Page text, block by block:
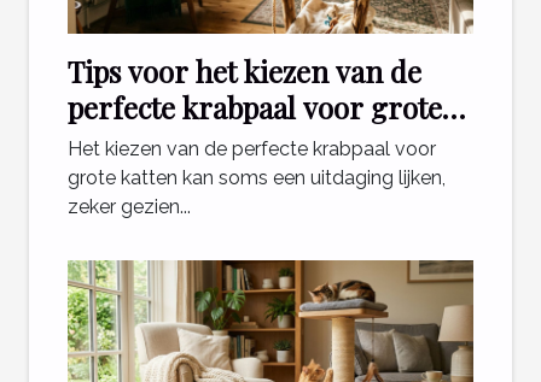
Tips voor het kiezen van de
perfecte krabpaal voor grote
katten
Het kiezen van de perfecte krabpaal voor
grote katten kan soms een uitdaging lijken,
zeker gezien...